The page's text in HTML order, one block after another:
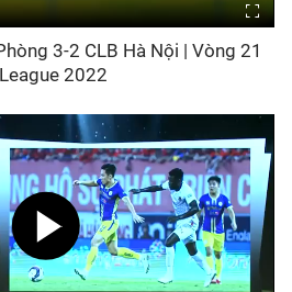
3-2 CLB Hà Nội | Vòng 21
2022